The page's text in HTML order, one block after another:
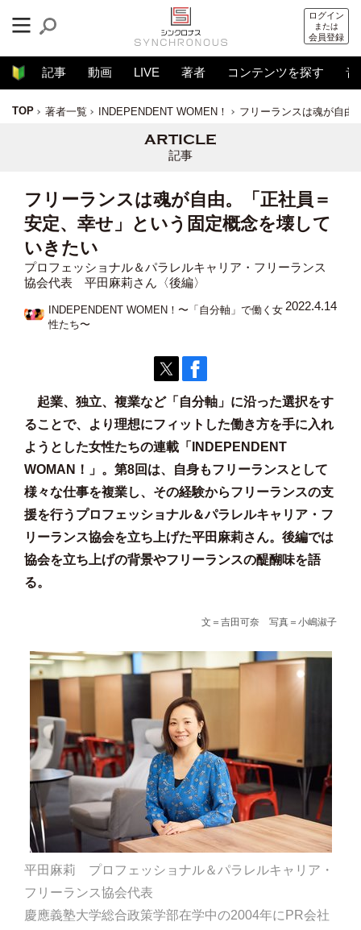
ログイン
または
会員登録
記事 動画 LIVE 著者 コンテンツを探す 音
TOP 著者一覧 INDEPENDENT WOMEN！ フリーランスは魂が自由
記事
フリーランスは魂が自由。「正社員＝
安定、幸せ」という固定概念を壊して
いきたい
プロフェッショナル＆パラレルキャリア・フリーランス
協会代表 平田麻莉さん〈後編〉
INDEPENDENT WOMEN！〜「自分軸」で働く女
性たち〜
2022.4.14
起業、独立、複業など「自分軸」に沿った選択をす
ることで、より理想にフィットした働き方を手に入れ
ようとした女性たちの連載「INDEPENDENT
WOMAN！」。第8回は、自身もフリーランスとして
様々な仕事を複業し、その経験からフリーランスの支
援を行うプロフェッショナル＆パラレルキャリア・フ
リーランス協会を立ち上げた平田麻莉さん。後編では
協会を立ち上げの背景やフリーランスの醍醐味を語
る。
文＝吉田可奈 写真＝小嶋淑子
平田麻莉 プロフェッショナル＆パラレルキャリア・
フリーランス協会代表
慶應義塾大学総合政策学部在学中の2004年にPR会社